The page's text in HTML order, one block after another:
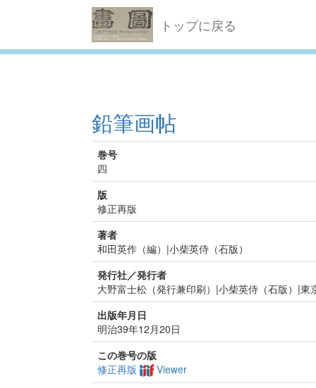
トップに戻る
鉛筆画帖
巻号
四
版
修正再版
著者
和田英作（編）|小柴英侍（石版）
発行社／発行者
大野富士松（発行兼印刷）|小柴英侍（石版）|東
出版年月日
明治39年12月20日
この巻号の版
修正再版
Viewer